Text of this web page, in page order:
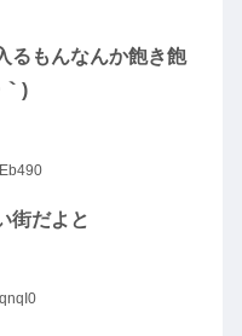
るもんなんか飽き飽
)
街だよと